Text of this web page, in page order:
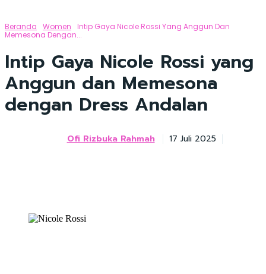
Beranda Women
Intip Gaya Nicole Rossi Yang Anggun Dan
Memesona Dengan...
Intip Gaya Nicole Rossi yang
Anggun dan Memesona
dengan Dress Andalan
Ofi Rizbuka Rahmah 17 Juli 2025